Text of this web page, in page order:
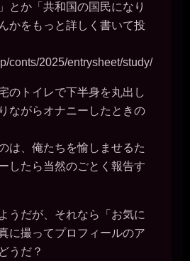
とか「共和国の国民になり
かをもっと詳しく書いて投
conts/2025/entrysheet/study/
のトイレで下半身を丸出し
ながらオナニーしたときの
は、俺たちを愉しませるた
したら当然のごとく報告す
うだが、それなら「お気に
に撮ってプロフィールのア
うだ？